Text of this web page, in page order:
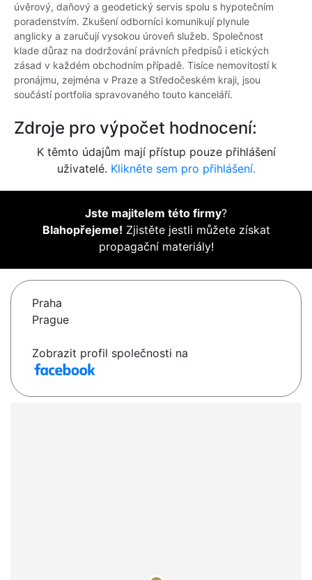
úvěrový, daňový a geodetický servis spolu s hypotečním
poradenstvím. Zkušení odborníci komunikují plynule
anglicky a zaručují vysokou úroveň služeb. Společnost
klade důraz na dodržování právních předpisů i etických
zásad v každém obchodním případě. Tisíce nemovitostí k
pronájmu, zejména v Praze a Středočeském kraji, jsou
součástí portfolia spravovaného touto kanceláří.
Zdroje pro výpočet hodnocení:
K těmto údajům mají přístup pouze přihlášení
uživatelé. Klikněte sem pro přihlášení.
Jste majitelem této firmy?
Blahopřejeme! Zjistěte jestli můžete získat
propagační materiály!
Praha
Prague
Zobrazit profil společnosti na